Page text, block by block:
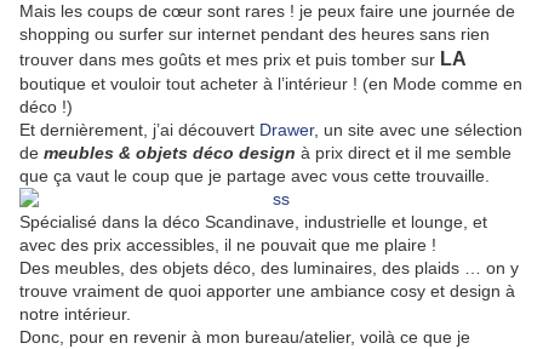
Mais les coups de cœur sont rares ! je peux faire une journée de
shopping ou surfer sur internet pendant des heures sans rien
trouver dans mes goûts et mes prix et puis tomber sur LA
boutique et vouloir tout acheter à l’intérieur ! (en Mode comme en
déco !)
Et dernièrement, j’ai découvert Drawer, un site avec une sélection
de meubles & objets déco design à prix direct et il me semble
que ça vaut le coup que je partage avec vous cette trouvaille.
Spécialisé dans la déco Scandinave, industrielle et lounge, et
avec des prix accessibles, il ne pouvait que me plaire !
Des meubles, des objets déco, des luminaires, des plaids … on y
trouve vraiment de quoi apporter une ambiance cosy et design à
notre intérieur.
Donc, pour en revenir à mon bureau/atelier, voilà ce que je